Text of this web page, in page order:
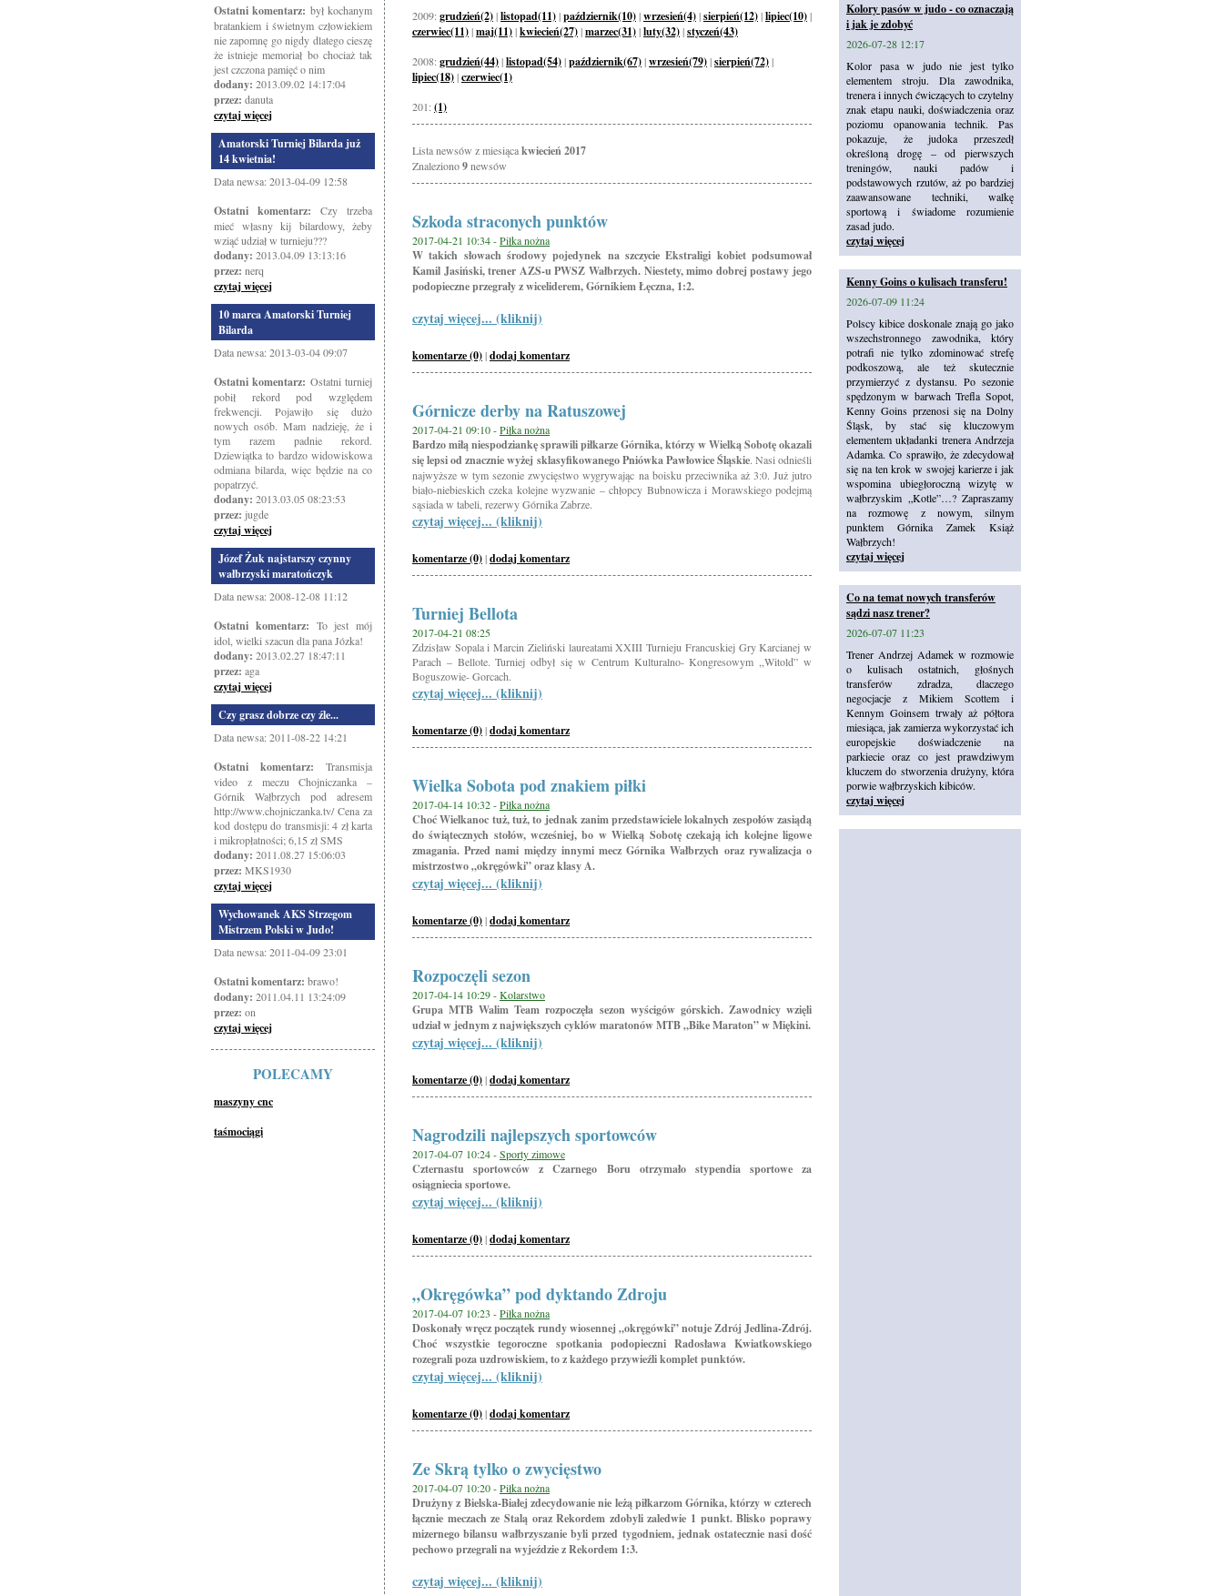
Ostatni komentarz: był kochanym
bratankiem i świetnym człowiekiem
nie zapomnę go nigdy dlatego cieszę
że istnieje memoriał bo chociaż tak
jest czczona pamięć o nim
dodany: 2013.09.02 14:17:04
przez: danuta
czytaj więcej
Amatorski Turniej Bilarda już
14 kwietnia!
Data newsa: 2013-04-09 12:58
Ostatni komentarz: Czy trzeba
mieć własny kij bilardowy, żeby
wziąć udział w turnieju???
dodany: 2013.04.09 13:13:16
przez: nerq
czytaj więcej
10 marca Amatorski Turniej
Bilarda
Data newsa: 2013-03-04 09:07
Ostatni komentarz: Ostatni turniej
pobił rekord pod względem
frekwencji. Pojawiło się dużo
nowych osób. Mam nadzieję, że i
tym razem padnie rekord.
Dziewiątka to bardzo widowiskowa
odmiana bilarda, więc będzie na co
popatrzyć.
dodany: 2013.03.05 08:23:53
przez: jugde
czytaj więcej
Józef Żuk najstarszy czynny
wałbrzyski maratończyk
Data newsa: 2008-12-08 11:12
Ostatni komentarz: To jest mój
idol, wielki szacun dla pana Józka!
dodany: 2013.02.27 18:47:11
przez: aga
czytaj więcej
Czy grasz dobrze czy źle...
Data newsa: 2011-08-22 14:21
Ostatni komentarz: Transmisja
video z meczu Chojniczanka –
Górnik Wałbrzych pod adresem
http://www.chojniczanka.tv/ Cena za
kod dostępu do transmisji: 4 zł karta
i mikropłatności; 6,15 zł SMS
dodany: 2011.08.27 15:06:03
przez: MKS1930
czytaj więcej
Wychowanek AKS Strzegom
Mistrzem Polski w Judo!
Data newsa: 2011-04-09 23:01
Ostatni komentarz: brawo!
dodany: 2011.04.11 13:24:09
przez: on
czytaj więcej
POLECAMY
maszyny cnc
taśmociągi
2009:grudzień(2)|listopad(11)|październik(10)|wrzesień(4)|sierpień(12)|lipiec(10)|
czerwiec(11)|maj(11)|kwiecień(27)|marzec(31)|luty(32)|styczeń(43)
2008:grudzień(44)|listopad(54)|październik(67)|wrzesień(79)|sierpień(72)|
lipiec(18)|czerwiec(1)
201:(1)
Lista newsów z miesiącakwiecień 2017
Znaleziono9newsów
Szkoda straconych punktów
2017-04-21 10:34 -Piłka nożna
W takich słowach środowy pojedynek na szczycie Ekstraligi kobiet podsumował
Kamil Jasiński, trener AZS-u PWSZ Wałbrzych. Niestety, mimo dobrej postawy jego
podopieczne przegrały z wiceliderem, Górnikiem Łęczna, 1:2.
czytaj więcej... (kliknij)
komentarze (0)|dodaj komentarz
Górnicze derby na Ratuszowej
2017-04-21 09:10 -Piłka nożna
Bardzo miłą niespodziankę sprawili piłkarze Górnika, którzy w Wielką Sobotę okazali
się lepsi od znacznie wyżej sklasyfikowanego Pniówka Pawłowice Śląskie. Nasi odnieśli
najwyższe w tym sezonie zwycięstwo wygrywając na boisku przeciwnika aż 3:0. Już jutro
biało-niebieskich czeka kolejne wyzwanie – chłopcy Bubnowicza i Morawskiego podejmą
sąsiada w tabeli, rezerwy Górnika Zabrze.
czytaj więcej... (kliknij)
komentarze (0)|dodaj komentarz
Turniej Bellota
2017-04-21 08:25
Zdzisław Sopala i Marcin Zieliński laureatami XXIII Turnieju Francuskiej Gry Karcianej w
Parach – Bellote. Turniej odbył się w Centrum Kulturalno- Kongresowym ,,Witold” w
Boguszowie- Gorcach.
czytaj więcej... (kliknij)
komentarze (0)|dodaj komentarz
Wielka Sobota pod znakiem piłki
2017-04-14 10:32 -Piłka nożna
Choć Wielkanoc tuż, tuż, to jednak zanim przedstawiciele lokalnych zespołów zasiądą
do świątecznych stołów, wcześniej, bo w Wielką Sobotę czekają ich kolejne ligowe
zmagania. Przed nami między innymi mecz Górnika Wałbrzych oraz rywalizacja o
mistrzostwo „okręgówki” oraz klasy A.
czytaj więcej... (kliknij)
komentarze (0)|dodaj komentarz
Rozpoczęli sezon
2017-04-14 10:29 -Kolarstwo
Grupa MTB Walim Team rozpoczęła sezon wyścigów górskich. Zawodnicy wzięli
udział w jednym z największych cyklów maratonów MTB „Bike Maraton” w Miękini.
czytaj więcej... (kliknij)
komentarze (0)|dodaj komentarz
Nagrodzili najlepszych sportowców
2017-04-07 10:24 -Sporty zimowe
Czternastu sportowców z Czarnego Boru otrzymało stypendia sportowe za
osiągniecia sportowe.
czytaj więcej... (kliknij)
komentarze (0)|dodaj komentarz
„Okręgówka” pod dyktando Zdroju
2017-04-07 10:23 -Piłka nożna
Doskonały wręcz początek rundy wiosennej „okręgówki” notuje Zdrój Jedlina-Zdrój.
Choć wszystkie tegoroczne spotkania podopieczni Radosława Kwiatkowskiego
rozegrali poza uzdrowiskiem, to z każdego przywieźli komplet punktów.
czytaj więcej... (kliknij)
komentarze (0)|dodaj komentarz
Ze Skrą tylko o zwycięstwo
2017-04-07 10:20 -Piłka nożna
Drużyny z Bielska-Białej zdecydowanie nie leżą piłkarzom Górnika, którzy w czterech
łącznie meczach ze Stalą oraz Rekordem zdobyli zaledwie 1 punkt. Blisko poprawy
mizernego bilansu wałbrzyszanie byli przed tygodniem, jednak ostatecznie nasi dość
pechowo przegrali na wyjeździe z Rekordem 1:3.
czytaj więcej... (kliknij)
Kolory pasów w judo - co oznaczają
i jak je zdobyć
2026-07-28 12:17
Kolor pasa w judo nie jest tylko
elementem stroju. Dla zawodnika,
trenera i innych ćwiczących to czytelny
znak etapu nauki, doświadczenia oraz
poziomu opanowania technik. Pas
pokazuje, że judoka przeszedł
określoną drogę – od pierwszych
treningów, nauki padów i
podstawowych rzutów, aż po bardziej
zaawansowane techniki, walkę
sportową i świadome rozumienie
zasad judo.
czytaj więcej
Kenny Goins o kulisach transferu!
2026-07-09 11:24
Polscy kibice doskonale znają go jako
wszechstronnego zawodnika, który
potrafi nie tylko zdominować strefę
podkoszową, ale też skutecznie
przymierzyć z dystansu. Po sezonie
spędzonym w barwach Trefla Sopot,
Kenny Goins przenosi się na Dolny
Śląsk, by stać się kluczowym
elementem układanki trenera Andrzeja
Adamka. Co sprawiło, że zdecydował
się na ten krok w swojej karierze i jak
wspomina ubiegłoroczną wizytę w
wałbrzyskim „Kotle”…? Zapraszamy
na rozmowę z nowym, silnym
punktem Górnika Zamek Książ
Wałbrzych!
czytaj więcej
Co na temat nowych transferów
sądzi nasz trener?
2026-07-07 11:23
Trener Andrzej Adamek w rozmowie
o kulisach ostatnich, głośnych
transferów zdradza, dlaczego
negocjacje z Mikiem Scottem i
Kennym Goinsem trwały aż półtora
miesiąca, jak zamierza wykorzystać ich
europejskie doświadczenie na
parkiecie oraz co jest prawdziwym
kluczem do stworzenia drużyny, która
porwie wałbrzyskich kibiców.
czytaj więcej